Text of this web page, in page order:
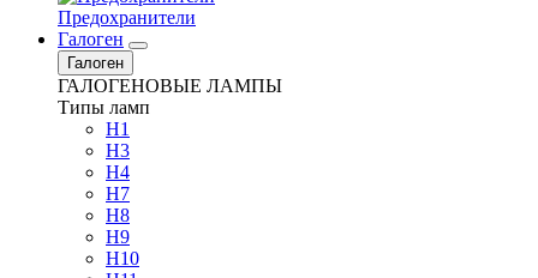
Предохранители
Галоген
Галоген
ГАЛОГЕНОВЫЕ ЛАМПЫ
Типы ламп
H1
H3
H4
H7
H8
H9
H10